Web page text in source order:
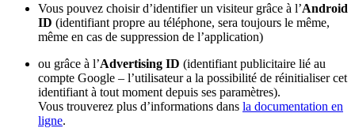
Vous pouvez choisir d’identifier un visiteur grâce à l’Android
ID (identifiant propre au téléphone, sera toujours le même,
même en cas de suppression de l’application)
ou grâce à l’Advertising ID (identifiant publicitaire lié au
compte Google – l’utilisateur a la possibilité de réinitialiser cet
identifiant à tout moment depuis ses paramètres).
Vous trouverez plus d’informations dans la documentation en
ligne.